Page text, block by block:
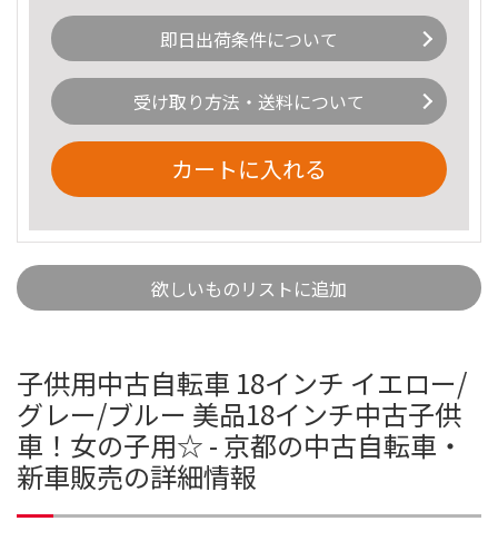
即日出荷条件について
受け取り方法・送料について
カートに入れる
欲しいものリストに追加
子供用中古自転車 18インチ イエロー/
グレー/ブルー 美品18インチ中古子供
車！女の子用☆ - 京都の中古自転車・
新車販売の詳細情報